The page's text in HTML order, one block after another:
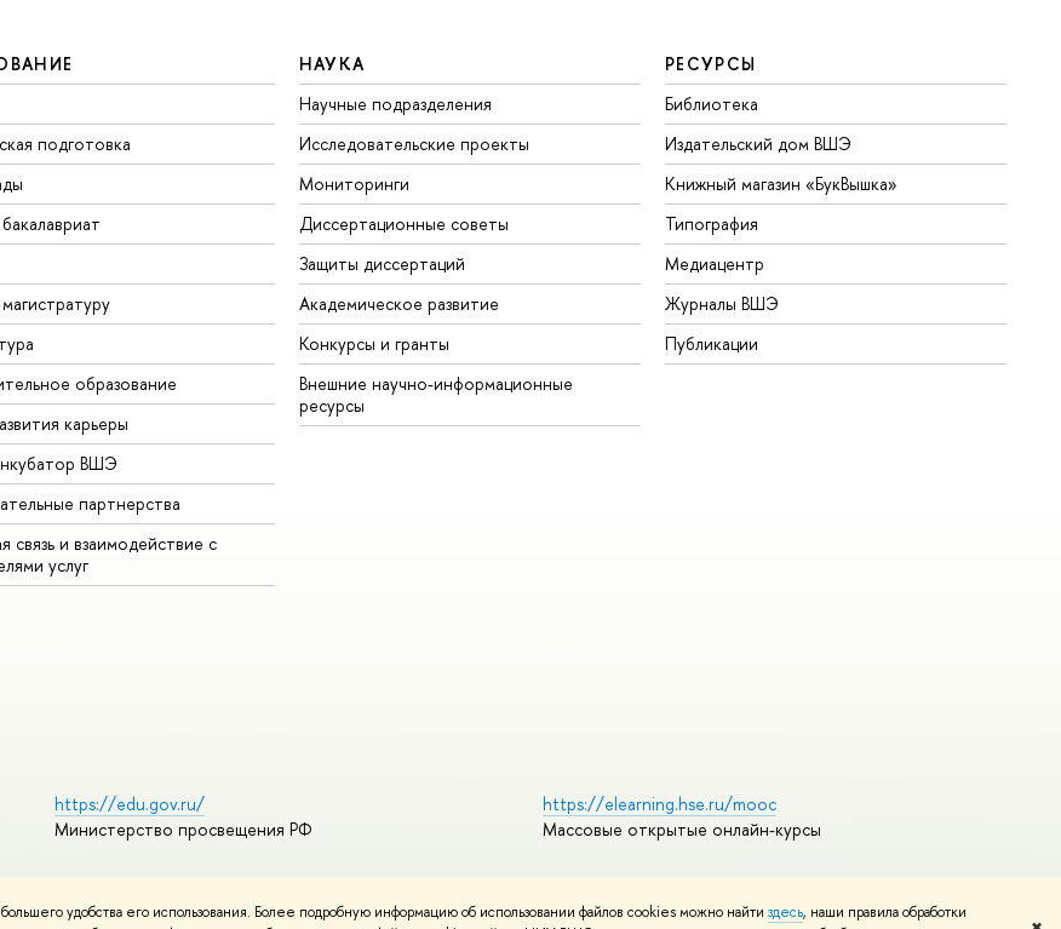
удобства его использования. Более подробную информацию об использовании файлов cookies можно найти здесь, наши правила обработки
подготовка
образование
карьеры
ВШЭ
партнерства
связь и взаимодействие с
услуг
НАУКА
Научные подразделения
Исследовательские проекты
Мониторинги
Диссертационные советы
Защиты диссертаций
Академическое развитие
Конкурсы и гранты
Внешние научно-информационные
ресурсы
РЕСУРСЫ
Библиотека
Издательский дом ВШЭ
Книжный магазин «БукВышка»
Типография
Медиацентр
Журналы ВШЭ
Публикации
https://edu.gov.ru/
Министерство просвещения РФ
https://elearning.hse.ru/mooc
Массовые открытые онлайн-курсы
материалов Политика конфиденциальности Редактору